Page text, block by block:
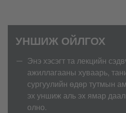
УНШИЖ ОЙЛГОХ
Энэ хэсэгт та лекцийн
ажиллагааны хуваарь,
сургуулийн өдөр тутмын
эх уншиж аль эх ямар
олно.